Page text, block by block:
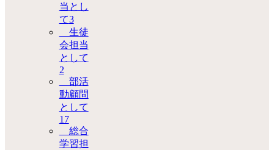
当とし
て3
生徒
会担当
として
2
部活
動顧問
として
17
総合
学習担